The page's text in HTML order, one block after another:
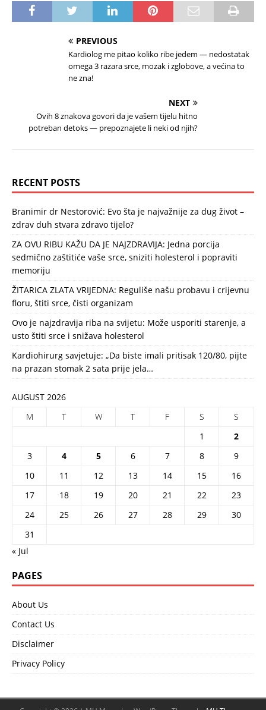
PREVIOUS
Kardiolog me pitao koliko ribe jedem — nedostatak
omega 3 razara srce, mozak i zglobove, a većina to
ne zna!
NEXT
Ovih 8 znakova govori da je vašem tijelu hitno
potreban detoks — prepoznajete li neki od njih?
RECENT POSTS
Branimir dr Nestorović: Evo šta je najvažnije za dug život –
zdrav duh stvara zdravo tijelo?
ZA OVU RIBU KAŽU DA JE NAJZDRAVIJA: Jedna porcija
sedmično zaštitiće vaše srce, sniziti holesterol i popraviti
memoriju
ŽITARICA ZLATA VRIJEDNA: Reguliše našu probavu i crijevnu
floru, štiti srce, čisti organizam
Ovo je najzdravija riba na svijetu: Može usporiti starenje, a
usto štiti srce i snižava holesterol
Kardiohirurg savjetuje: „Da biste imali pritisak 120/80, pijte
na prazan stomak 2 sata prije jela…
AUGUST 2026
M
T W T F S
S
1
2
3
4 5 6 7 8
9
10
11 12 13 14 15
16
17
18 19 20 21 22
23
24
25 26 27 28 29
30
31
« Jul
PAGES
About Us
Contact Us
Disclaimer
Privacy Policy